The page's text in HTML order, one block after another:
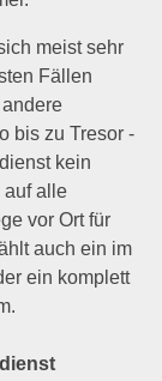
meist sehr
Fällen
bis zu Tresor -
kein
auf alle
vor Ort für
auch ein im
ein komplett